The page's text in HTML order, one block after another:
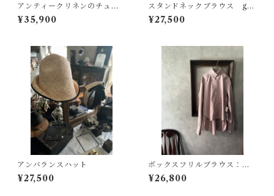
アンティークリネンのチュー
ルプリーツベスト
¥35,900
スタンドネックブラウス gra
y
¥27,500
アンバランスハット
¥27,500
ボックスフリルブラウス：く
すみピンク
¥26,800